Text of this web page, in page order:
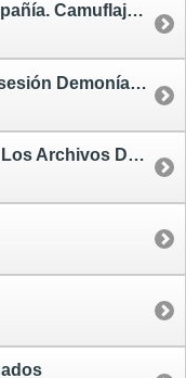
Atrapados en Estrecha Compañía. Camuflaje y Paranoia en La Cosa de Carpenter
Lucifer, Pacto Fáustico y Posesión Demoníaca / El Ocultismo en el Cine 3
Elemental, Fernández-Luna. Los Archivos Desconocidos del Sherlock Holmes Español